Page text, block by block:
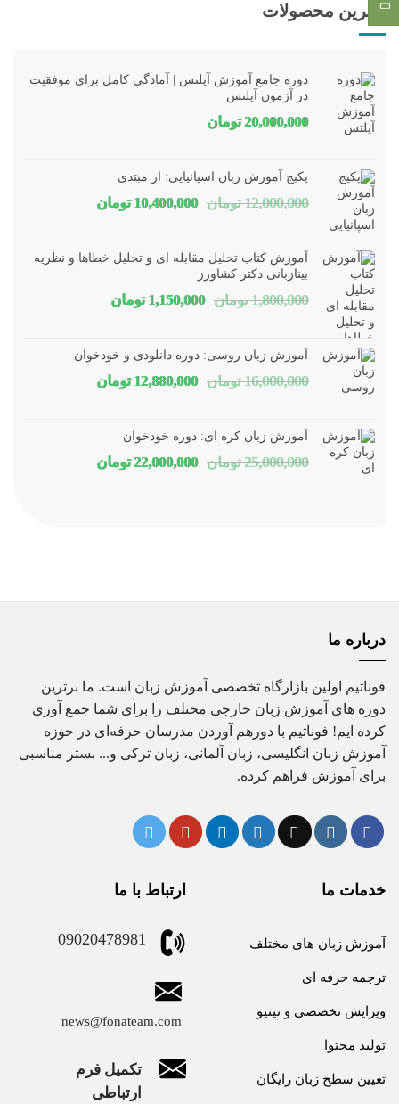
بهترین محصولات
دوره جامع آموزش آیلتس | آمادگی کامل برای موفقیت
در آزمون آیلتس
20,000,000 تومان
پکیج آموزش زبان اسپانیایی: از مبتدی
12,000,000 تومان قیمت
بود.
10,400,000 تومانقیمت
است.
آموزش کتاب تحلیل مقابله ای و تحلیل خطاها و نظریه
بینازبانی دکتر کشاورز
1,800,000 تومان قیمت
بود.
1,150,000 تومانقیمت
است.
آموزش زبان روسی: دوره دانلودی و خودخوان
16,000,000 تومان قیمت
بود.
12,880,000 تومانقیمت
آموزش زبان کره ای: دوره خودخوان
25,000,000 تومان قیمت
22,000,000 تومانقیمت
درباره ما
فوناتیم اولین بازارگاه تخصصی آموزش زبان است. ما برترین
دوره های آموزش زبان خارجی مختلف را برای شما جمع آوری
کرده ایم! فوناتیم با دورهم آوردن مدرسان حرفه‌ای در حوزه
آموزش زبان انگلیسی، زبان آلمانی، زبان ترکی و... بستر مناسبی
برای آموزش فراهم کرده.
خدمات ما
آموزش زبان های مختلف
ترجمه حرفه ای
ویرایش تخصصی و نیتیو
تولید محتوا
تعیین سطح زبان رایگان
ارتباط با ما
09020478981
news@fonateam.com
تکمیل فرم
ارتباطی